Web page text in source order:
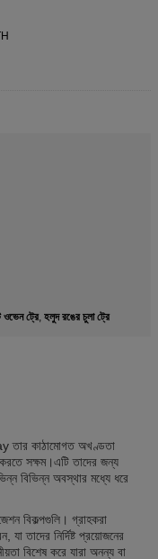
ওভেন ট্রে, হলুদ রঙের চুলা ট্রে
তার কাঠামোগত অখণ্ডতা
সক্ষম।এটি তাদের জন্য
বিভিন্ন অবস্থার মধ্যে ধরে
বিকল্পগুলি। গ্রাহকরা
যা তাদের নির্দিষ্ট প্রয়োজনের
বিশেষ করে যারা অনন্য বা